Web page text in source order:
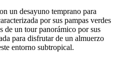
un desayuno temprano para
por sus pampas verdes
de un tour panorámico por sus
para disfrutar de un almuerzo
entorno subtropical.